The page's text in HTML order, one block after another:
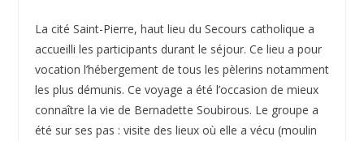
La cité Saint-Pierre, haut lieu du Secours catholique a
accueilli les participants durant le séjour. Ce lieu a pour
vocation l’hébergement de tous les pèlerins notamment
les plus démunis. Ce voyage a été l’occasion de mieux
connaître la vie de Bernadette Soubirous. Le groupe a
été sur ses pas : visite des lieux où elle a vécu (moulin